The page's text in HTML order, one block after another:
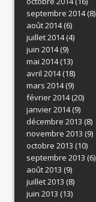
septembre 2014(8)
août 2014(6)
juillet 2014(4)
juin 2014(9)
mai 2014(13)
avril 2014(18)
mars 2014(9)
février 2014(20)
janvier 2014(9)
décembre 2013 (8)
novembre 2013 (9)
octobre 2013 (10)
septembre 2013 (6)
août 2013 (9)
juillet 2013 (8)
juin 2013 (13)